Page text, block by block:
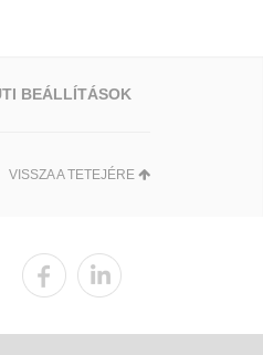
BEÁLLÍTÁSOK
VISSZA A TETEJÉRE